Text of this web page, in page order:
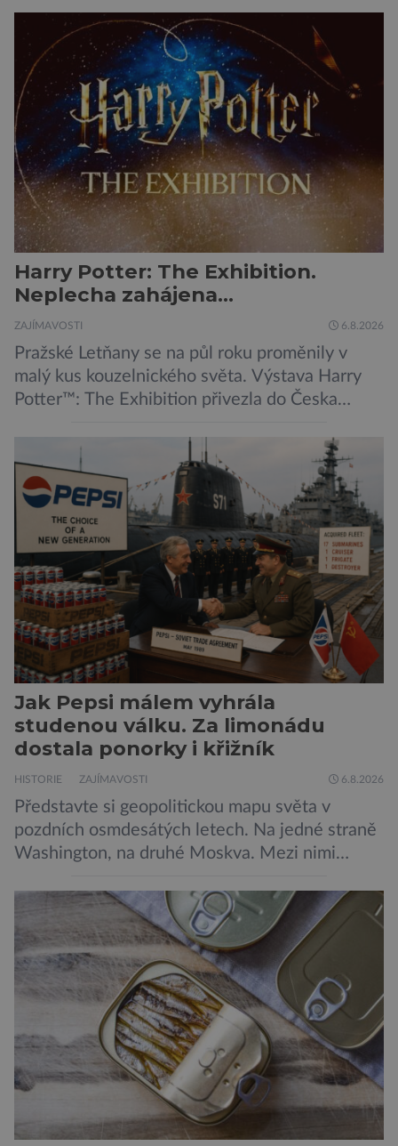
Harry Potter: The Exhibition.
Neplecha zahájena…
ZAJÍMAVOSTI 6.8.2026
Pražské Letňany se na půl roku proměnily v
malý kus kouzelnického světa. Výstava Harry
Potter™: The Exhibition přivezla do Česka
Bradavice, Hagridovu chýši i učebny, ve
kterých si můžete zkusit kouzla na vlastní kůži.
Nechte tedy mudlovské starosti přede dveřmi.
Neplecha byla zahájena. Dopis z Bradavic
možná stále nepřišel, ale […]
Jak Pepsi málem vyhrála
studenou válku. Za limonádu
dostala ponorky i křižník
HISTORIE ZAJÍMAVOSTI 6.8.2026
Představte si geopolitickou mapu světa v
pozdních osmdesátých letech. Na jedné straně
Washington, na druhé Moskva. Mezi nimi
padesátkrát dokola, železná opona a miliony
vojáků v permanentní pohotovosti. A pak je tu
Donald Kendall, generální ředitel společnosti
PepsiCo, který se v květnu roku 1989 stává
admirálem flotily, jež čítá sedmnáct […]